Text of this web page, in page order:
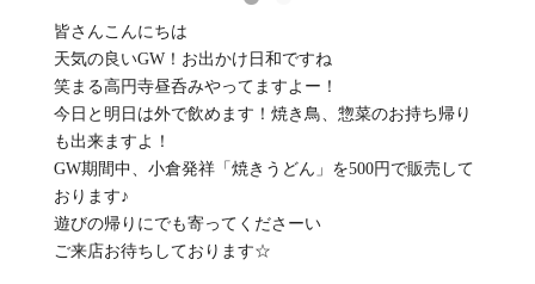
皆さんこんにちは
天気の良いGW！お出かけ日和ですね
笑まる高円寺昼呑みやってますよー！
今日と明日は外で飲めます！焼き鳥、惣菜のお持ち帰り
も出来ますよ！
GW期間中、小倉発祥「焼きうどん」を500円で販売して
おります♪
遊びの帰りにでも寄ってくださーい
ご来店お待ちしております☆